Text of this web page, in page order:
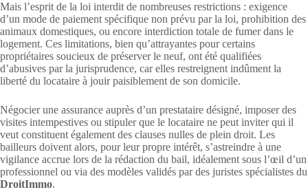
Mais l’esprit de la loi interdit de nombreuses restrictions : exigence
d’un mode de paiement spécifique non prévu par la loi, prohibition des
animaux domestiques, ou encore interdiction totale de fumer dans le
logement. Ces limitations, bien qu’attrayantes pour certains
propriétaires soucieux de préserver le neuf, ont été qualifiées
d’abusives par la jurisprudence, car elles restreignent indûment la
liberté du locataire à jouir paisiblement de son domicile.
Négocier une assurance auprès d’un prestataire désigné, imposer des
visites intempestives ou stipuler que le locataire ne peut inviter qui il
veut constituent également des clauses nulles de plein droit. Les
bailleurs doivent alors, pour leur propre intérêt, s’astreindre à une
vigilance accrue lors de la rédaction du bail, idéalement sous l’œil d’un
professionnel ou via des modèles validés par des juristes spécialistes du
DroitImmo.